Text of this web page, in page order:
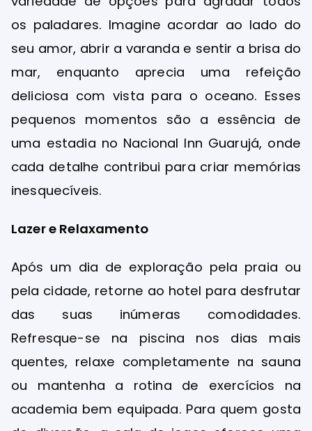
os paladares. Imagine acordar ao lado do
seu amor, abrir a varanda e sentir a brisa do
mar, enquanto aprecia uma refeição
deliciosa com vista para o oceano. Esses
pequenos momentos são a essência de
uma estadia no Nacional Inn Guarujá, onde
cada detalhe contribui para criar memórias
inesquecíveis.
Lazer e Relaxamento
Após um dia de exploração pela praia ou
pela cidade, retorne ao hotel para desfrutar
das suas inúmeras comodidades.
Refresque-se na piscina nos dias mais
quentes, relaxe completamente na sauna
ou mantenha a rotina de exercícios na
academia bem equipada. Para quem gosta